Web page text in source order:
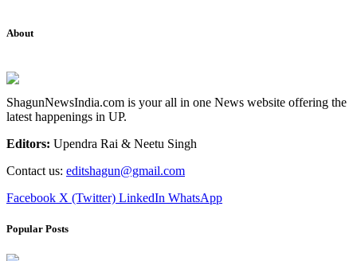
About
ShagunNewsIndia.com is your all in one News website offering the
latest happenings in UP.
Editors: Upendra Rai & Neetu Singh
Contact us: editshagun@gmail.com
Facebook X (Twitter) LinkedIn WhatsApp
Popular Posts